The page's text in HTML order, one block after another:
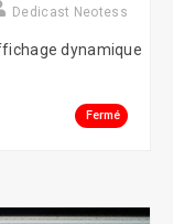
Dedicast Neotess
dynamique
Fermé